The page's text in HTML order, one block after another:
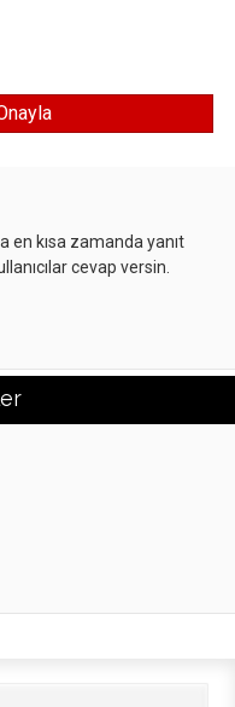
en kısa zamanda yanıt
cevap versin.